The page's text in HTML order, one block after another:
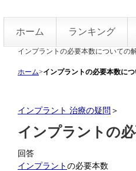
ホーム ランキング
インプラントの必要本数についての
ホーム>インプラントの必要本数につ
インプラント 治療の疑問 ＞
インプラントの
回答
インプラント の必要本数